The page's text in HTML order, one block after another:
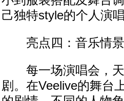
己独特style的个人演唱
亮点四：音乐情景
每一场演唱会，天
剧。在Veelive的舞台